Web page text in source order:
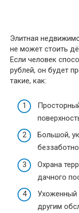
Элитная
не может стоить
Если человек
рублей, он будет
такие, как:
Большой,
Охрана
дачного
Ухоженный
другим